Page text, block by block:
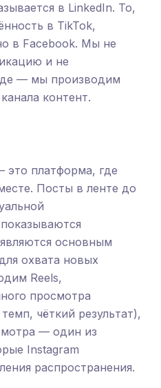
в LinkedIn. То,
в TikTok,
в Facebook. Мы не
и не
— мы производим
контент.
это платформа, где
Посты в ленте до
основным
охвата новых
Reels,
просмотра
чёткий результат),
— один из
Instagram
распространения.